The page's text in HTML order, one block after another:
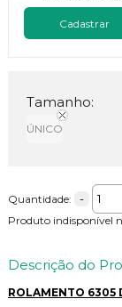
Tamanho:
ÚNICO
Quantidade: -
Produto indisponível
Descrição do
ROLAMENTO 6305